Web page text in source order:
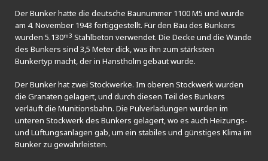
Der Bunker hatte die deutsche Baunummer 1100 M5 und wurde
am 4. November 1943 fertiggestellt. Für den Bau des Bunkers
wurden 5.130m3 Stahlbeton verwendet. Die Decke und die Wände
des Bunkers sind 3,5 Meter dick, was ihn zum stärksten
Bunkertyp macht, der in Hanstholm gebaut wurde.
Der Bunker hat zwei Stockwerke. Im oberen Stockwerk wurden
die Granaten gelagert, und durch diesen Teil des Bunkers
verläuft die Munitionsbahn. Die Pulverladungen wurden im
unteren Stockwerk des Bunkers gelagert, wo es auch Heizungs-
und Lüftungsanlagen gab, um ein stabiles und günstiges Klima im
Bunker zu gewährleisten.